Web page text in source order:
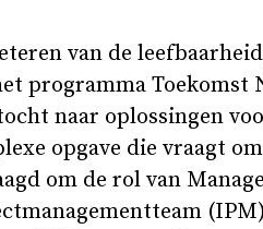
van de
programma Toekomst
naar oplossingen
opgave die vraagt
om de rol van